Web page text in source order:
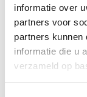
informatie over
partners voor
partners kunnen
informatie die u
verzameld op
stoffen
om
minder
in
Op